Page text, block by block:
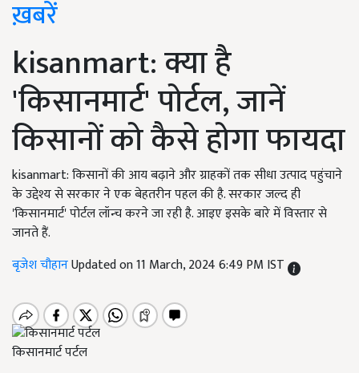
ख़बरें
kisanmart: क्या है
'किसानमार्ट' पोर्टल, जानें
किसानों को कैसे होगा फायदा
kisanmart: किसानों की आय बढ़ाने और ग्राहकों तक सीधा उत्पाद पहुंचाने
के उद्देश्य से सरकार ने एक बेहतरीन पहल की है. सरकार जल्द ही
'किसानमार्ट' पोर्टल लॉन्च करने जा रही है. आइए इसके बारे में विस्तार से
जानते हैं.
बृजेश चौहानUpdated on 11 March, 2024 6:49 PM IST
किसानमार्ट पर्टल